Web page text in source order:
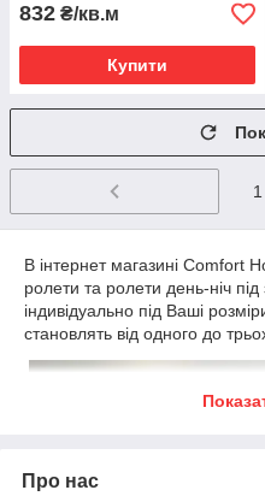
832 ₴/кв.м
Купити
1
В інтернет магазині Comfort
ролети та ролети день-ніч
індивідуально під Ваші
становлять від одного до
Про нас